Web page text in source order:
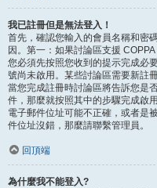
我已註冊但是無法登入！
首先，確認您輸入的會員名稱和密
因。第一：如果討論區支援
您必須先按照您收到的提示完成必
號尚未啟用。某些討論區需要新註
當您完成註冊時討論區將告訴您是
件，那麼就按照其中的步驟完成啟
電子郵件位址可能不正確，或者是
件位址沒錯，那麼請聯繫管理員。
回頂端
為什麼我不能登入?